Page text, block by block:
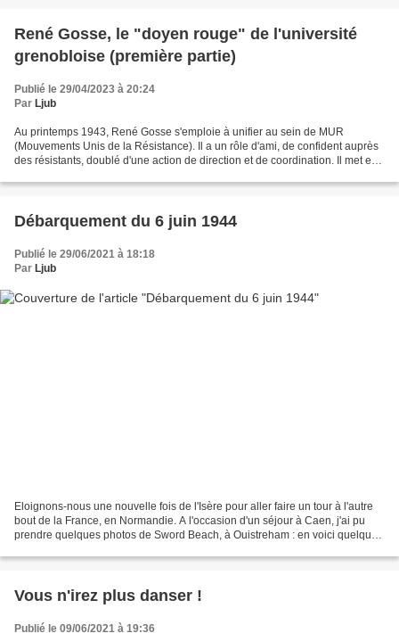
René Gosse, le "doyen rouge" de l'université
grenobloise (première partie)
Publié le 29/04/2023 à 20:24
Par Ljub
Au printemps 1943, René Gosse s'emploie à unifier au sein de MUR
(Mouvements Unis de la Résistance). Il a un rôle d'ami, de confident auprès
des résistants, doublé d'une action de direction et de coordination. Il met en
Débarquement du 6 juin 1944
Publié le 29/06/2021 à 18:18
Par Ljub
Eloignons-nous une nouvelle fois de l'Isère pour aller faire un tour à l'autre
bout de la France, en Normandie. A l'occasion d'un séjour à Caen, j'ai pu
prendre quelques photos de Sword Beach, à Ouistreham : en voici quelques
Vous n'irez plus danser !
Publié le 09/06/2021 à 19:36